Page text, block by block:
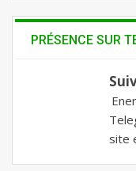
PRÉSENCE SUR
site